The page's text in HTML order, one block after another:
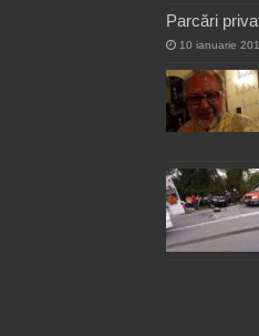
Parcări
10 ianuarie